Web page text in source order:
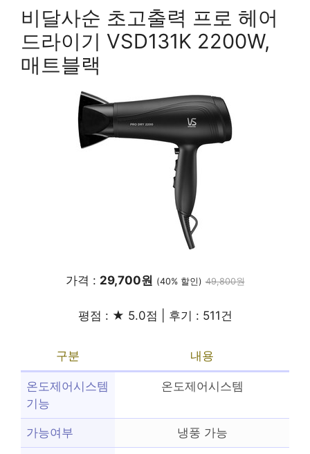
비달사순 초고출력 프로 헤어
드라이기 VSD131K 2200W,
매트블랙
가격 : 29,700원 (40% 할인) 49,800원
평점 : ★ 5.0점 | 후기 : 511건
구분 내용
온도제어시스템
기능
온도제어시스템
가능여부 냉풍 가능